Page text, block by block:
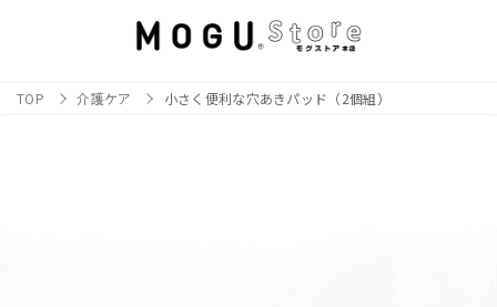
TOP 介護ケア 小さく便利な穴あきパッド（2個組）